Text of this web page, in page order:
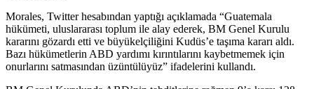
Morales, Twitter hesabından yaptığı açıklamada “Guatemala
hükümeti, ​uluslararası toplum ile alay ederek, BM Genel Kurulu
kararını gözardı etti ve büyükelçiliğini Kudüs’e taşıma kararı aldı.
Bazı hükümetlerin ABD yardımı kırıntılarını kaybetmemek için
onurlarını satmasından üzüntülüyüz” ifadelerini kullandı.